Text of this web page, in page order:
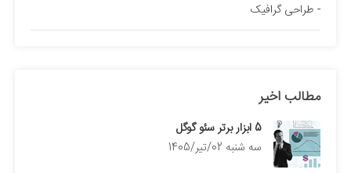
طراحی گرافیک
مطالب اخیر
5 ابزار برتر سئو گوگل
سه شنبه 02/تیر/1405